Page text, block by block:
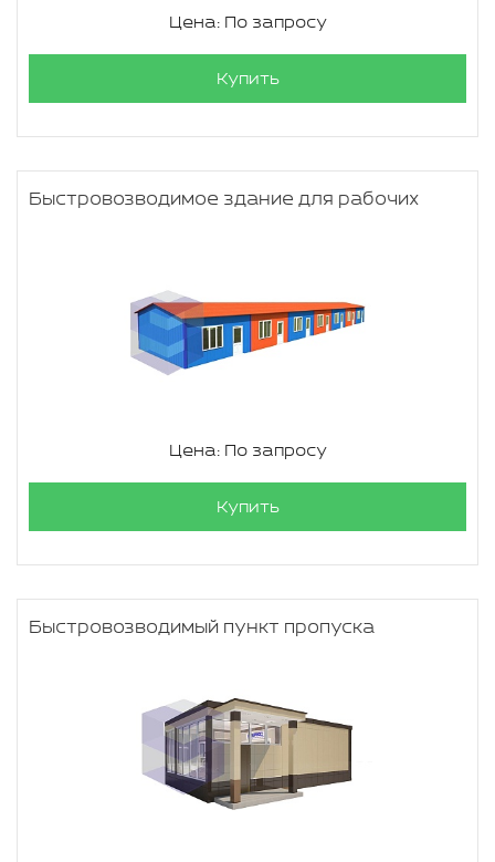
Цена: По запросу
Купить
Быстровозводимое здание для рабочих
Цена: По запросу
Купить
Быстровозводимый пункт пропуска